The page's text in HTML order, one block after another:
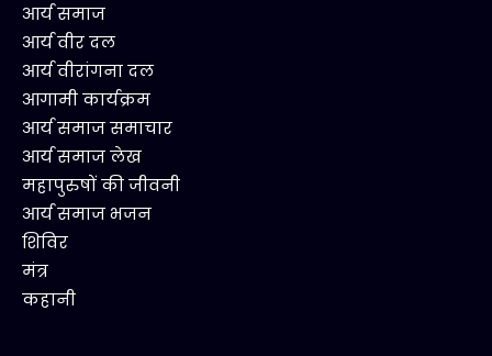
आर्य समाज
आर्य वीर दल
आर्य वीरांगना दल
आगामी कार्यक्रम
आर्य समाज समाचार
आर्य समाज लेख
महापुरुषों की जीवनी
आर्य समाज भजन
शिविर
मंत्र
कहानी